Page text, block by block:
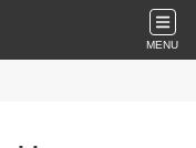
MENU